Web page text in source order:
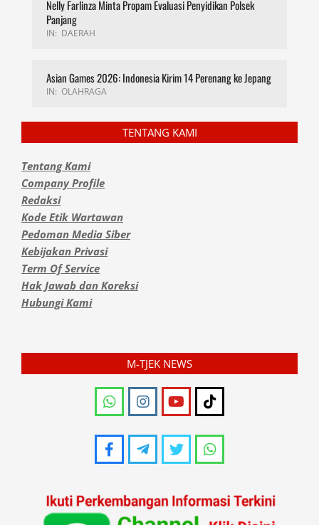
Nelly Farlinza Minta Propam Evaluasi Penyidikan Polsek
Panjang
IN: DAERAH
Asian Games 2026: Indonesia Kirim 14 Perenang ke Jepang
IN: OLAHRAGA
TENTANG KAMI
Tentang Kami
Company Profile
Redaksi
Kode Etik Wartawan
Pedoman Media Siber
Kebijakan Privasi
Term Of Service
Hak Jawab dan Koreksi
Hubungi Kami
M-TJEK NEWS